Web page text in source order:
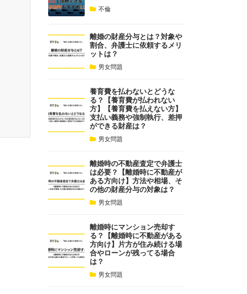
不倫
離婚の財産分与とは？対象や
割合、弁護士に依頼するメリ
ットは？
男女問題
養育費を払わないとどうな
る？【養育費が払われない
方】【養育費を払えない方】
支払い義務や強制執行、差押
ができる財産は？
男女問題
離婚時の不動産査定で弁護士
は必要？【離婚時に不動産が
ある方向け】方法や相場、そ
の他の財産分与の対象は？
男女問題
離婚時にマンション売却す
る？【離婚時に不動産がある
方向け】片方が住み続ける場
合やローンが残ってる場合
は？
男女問題